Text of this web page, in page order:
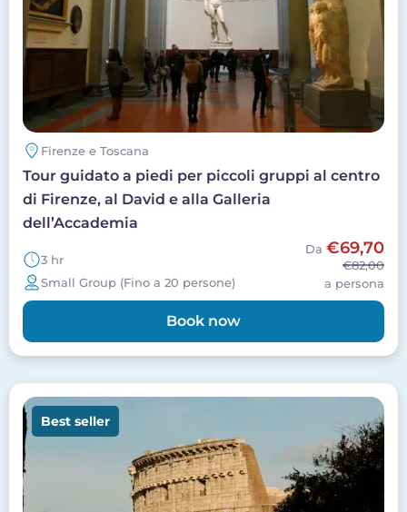
Firenze e Toscana
Tour guidato a piedi per piccoli gruppi al centro
di Firenze, al David e alla Galleria
dell’Accademia
3 hr
Small Group (Fino a 20 persone)
Da €69,70
€82,00
a persona
Book now
Image
Best seller